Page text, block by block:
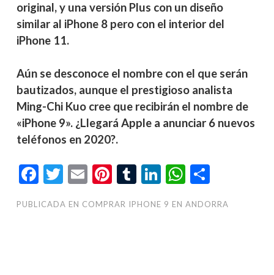
original, y una versión Plus con un diseño
similar al iPhone 8 pero con el interior del
iPhone 11.
Aún se desconoce el nombre con el que serán
bautizados, aunque el prestigioso analista
Ming-Chi Kuo cree que recibirán el nombre de
«iPhone 9». ¿Llegará Apple a anunciar 6 nuevos
teléfonos en 2020?.
Facebook
Twitter
EmailPinterest
Tumblr
LinkedIn
PUBLICADA EN COMPRAR IPHONE 9 EN ANDORRA